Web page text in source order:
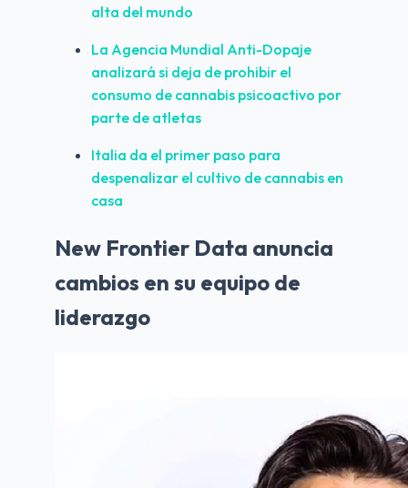
alta del mundo
La Agencia Mundial Anti-Dopaje
analizará si deja de prohibir el
consumo de cannabis psicoactivo por
parte de atletas
Italia da el primer paso para
despenalizar el cultivo de cannabis en
casa
New Frontier Data anuncia
cambios en su equipo de
liderazgo